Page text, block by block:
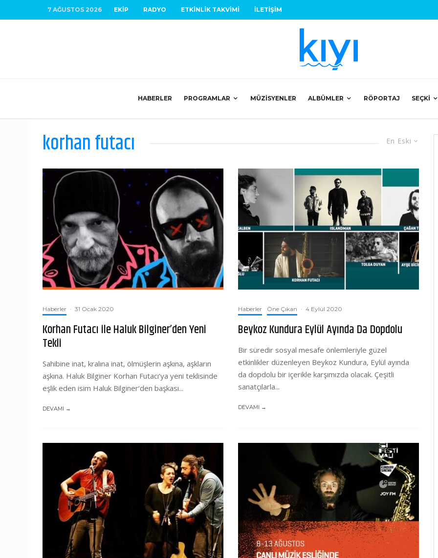
7 AĞUSTOS 2026 EKIP RADYO ETKINLIK TAKVIMI İLETIŞIM
HABERLER PROGRAMLAR MÜZISYENLER ALBÜMLER RÖPORTAJ SEÇKI
En Eski
korhan futacı
Haberler · 31 Ocak 2020
Korhan Futacı ile Haluk Bilginer’den Yeni
Tekli
Sahibine inat, kralına inat, ölmüşlerin aşkına, aşkların
aşkına. Haluk Bilginer Korhan Futacı‘ya yeni teklisinde
eşlik eden isim Haluk Bilginer‘den başkası...
DEVAMI →
Haberler Öne Çıkan · 4 Eylül 2020
Beykoz Kundura Eylül Ayında Da Dopdolu
Bir süredir sosyal mesafe önlemleriyle güzel
etkinlikler düzenleyen Beykoz Kundura, Eylül ayında
da dopdolu bir içerikle karşımızda olacak. Çeşitli
sanatçılarla...
DEVAMI →